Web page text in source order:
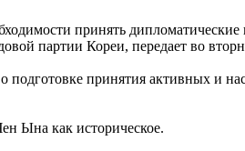
принять
партии Кореи, передает во
принятия активных и
Ына как историческое.